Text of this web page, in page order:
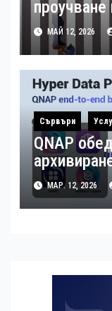
подкрепа
местния
МАЙ 12, 2026
Сървъри
QNAP
Protection”
МАР. 12, 2026